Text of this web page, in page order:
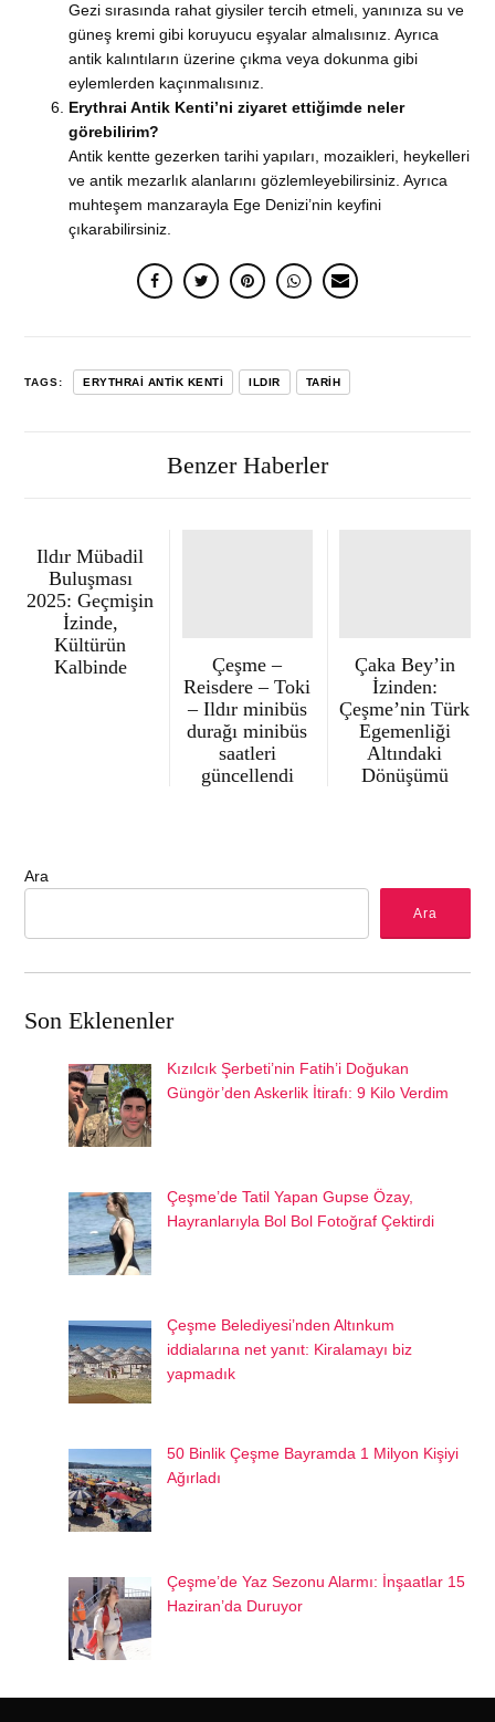
Gezi sırasında rahat giysiler tercih etmeli, yanınıza su ve
güneş kremi gibi koruyucu eşyalar almalısınız. Ayrıca
antik kalıntıların üzerine çıkma veya dokunma gibi
eylemlerden kaçınmalısınız.
Erythrai Antik Kenti’ni ziyaret ettiğimde neler
görebilirim?
Antik kentte gezerken tarihi yapıları, mozaikleri, heykelleri
ve antik mezarlık alanlarını gözlemleyebilirsiniz. Ayrıca
muhteşem manzarayla Ege Denizi’nin keyfini
çıkarabilirsiniz.
TAGS: ERYTHRAI ANTIK KENTI ILDIR TARIH
Benzer Haberler
Ildır Mübadil
Buluşması
2025: Geçmişin
İzinde,
Kültürün
Kalbinde
Çeşme –
Reisdere – Toki
– Ildır minibüs
durağı minibüs
saatleri
güncellendi
Çaka Bey’in
İzinden:
Çeşme’nin Türk
Egemenliği
Altındaki
Dönüşümü
Ara
Ara
Son Eklenenler
Kızılcık Şerbeti’nin Fatih’i Doğukan
Güngör’den Askerlik İtirafı: 9 Kilo Verdim
Çeşme’de Tatil Yapan Gupse Özay,
Hayranlarıyla Bol Bol Fotoğraf Çektirdi
Çeşme Belediyesi’nden Altınkum
iddialarına net yanıt: Kiralamayı biz
yapmadık
50 Binlik Çeşme Bayramda 1 Milyon Kişiyi
Ağırladı
Çeşme’de Yaz Sezonu Alarmı: İnşaatlar 15
Haziran’da Duruyor